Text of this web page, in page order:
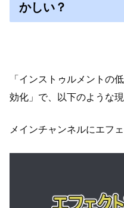
かしい？
「インストゥルメントの
効化」で、以下のような
メインチャンネルにエフ